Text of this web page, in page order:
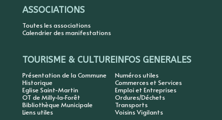
ASSOCIATIONS
Toutes les associations
Calendrier des manifestations
TOURISME & CULTURE
Présentation de la Commune
Historique
Eglise Saint-Martin
OT de Milly-la-Forêt
Bibliothèque Municipale
Liens utiles
INFOS GENERALES
Numéros utiles
Commerces et Services
Emploi et Entreprises
Ordures/Déchets
Transports
Voisins Vigilants